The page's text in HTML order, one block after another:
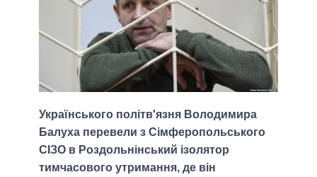
Українського політв'язня Володимира
Балуха перевели з Сімферопольського
СІЗО в Роздольнінський ізолятор
тимчасового утримання, де він